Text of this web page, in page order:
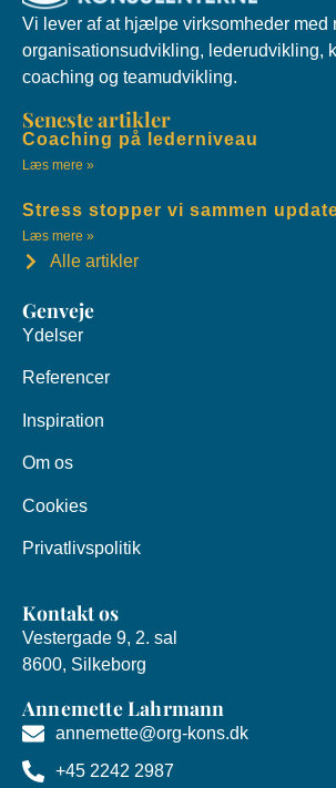
Vi lever af at hjælpe virksomheder med
organisationsudvikling, lederudvikling,
coaching og teamudvikling.
Seneste artikler
Coaching på lederniveau
Læs mere »
Stress stopper vi sammen
Læs mere »
Alle artikler
Genveje
Ydelser
Referencer
Inspiration
Om os
Cookies
Privatlivspolitik
Kontakt os
Vestergade 9, 2. sal
8600, Silkeborg
Annemette Lahrmann
annemette@org-kons.dk
+45 2242 2987